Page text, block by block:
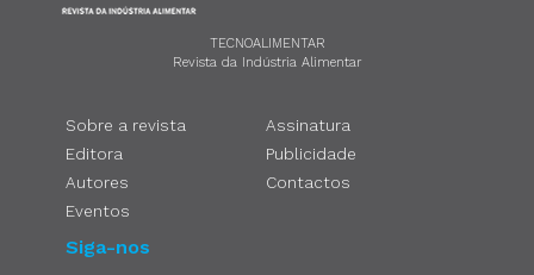
TECNOALIMENTAR
Revista da Indústria Alimentar
Sobre a revista
Editora
Autores
Eventos
Assinatura
Publicidade
Contactos
Siga-nos